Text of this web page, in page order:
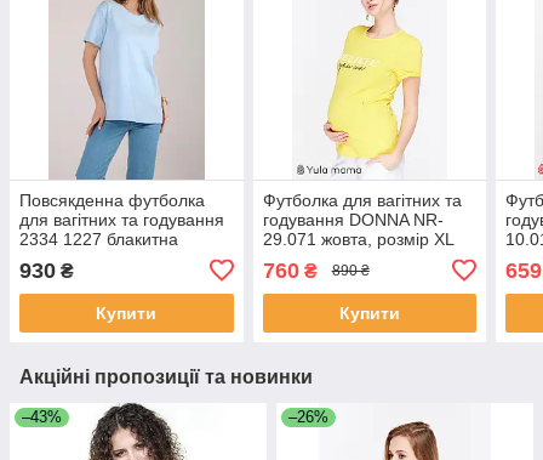
Повсякденна футболка
для вагітних та годування
2334 1227 блакитна
930 ₴
Купити
Футболка для вагітних та
годування DONNA NR-
29.071 жовта, розмір XL
760₴ 890 ₴
Купити
659
Акційні пропозиції та новинки
–43% –26%